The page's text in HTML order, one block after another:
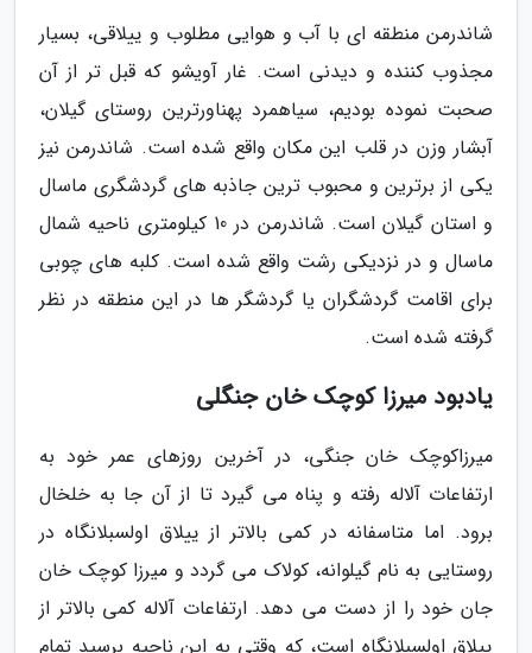
شاندرمن منطقه ای با آب و هوایی مطلوب و ییلاقی، بسیار
مجذوب کننده و دیدنی است. غار آویشو که قبل تر از آن
صحبت نموده بودیم، سیاهمرد پهناورترین روستای گیلان،
آبشار وزن در قلب این مکان واقع شده است. شاندرمن نیز
یکی از برترین و محبوب ترین جاذبه های گردشگری ماسال
و استان گیلان است. شاندرمن در 10 کیلومتری ناحیه شمال
ماسال و در نزدیکی رشت واقع شده است. کلبه های چوبی
برای اقامت گردشگران یا گردشگر ها در این منطقه در نظر
گرفته شده است.
یادبود میرزا کوچک خان جنگلی
میرزاکوچک خان جنگی، در آخرین روزهای عمر خود به
ارتفاعات آلاله رفته و پناه می گیرد تا از آن جا به خلخال
برود. اما متاسفانه در کمی بالاتر از ییلاق اولسبلانگاه در
روستایی به نام گیلوانه، کولاک می گردد و میرزا کوچک خان
جان خود را از دست می دهد. ارتفاعات آلاله کمی بالاتر از
ییلاق اولسبلانگاه است، که وقتی به این ناحیه برسید تمام